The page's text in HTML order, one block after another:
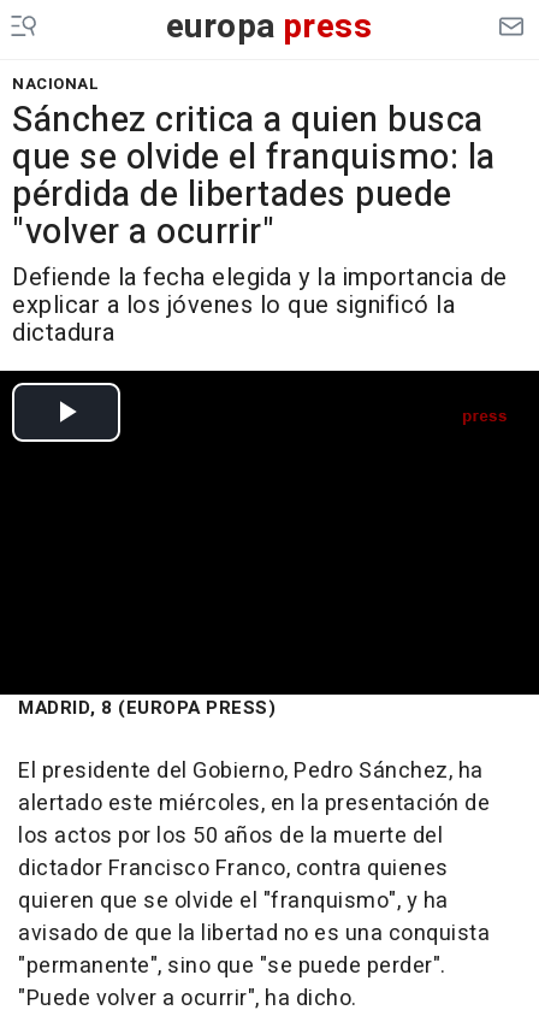
europa press
NACIONAL
Sánchez critica a quien busca
que se olvide el franquismo: la
pérdida de libertades puede
"volver a ocurrir"
Defiende la fecha elegida y la importancia de
explicar a los jóvenes lo que significó la
dictadura
MADRID, 8 (EUROPA PRESS)
El presidente del Gobierno, Pedro Sánchez, ha
alertado este miércoles, en la presentación de
los actos por los 50 años de la muerte del
dictador Francisco Franco, contra quienes
quieren que se olvide el "franquismo", y ha
avisado de que la libertad no es una conquista
"permanente", sino que "se puede perder".
"Puede volver a ocurrir", ha dicho.